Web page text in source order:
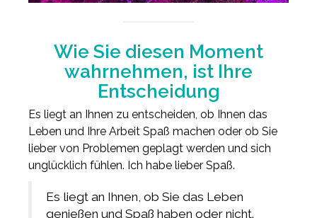
Wie Sie diesen Moment
wahrnehmen, ist Ihre
Entscheidung
Es liegt an Ihnen zu entscheiden, ob Ihnen das
Leben und Ihre Arbeit Spaß machen oder ob Sie
lieber von Problemen geplagt werden und sich
unglücklich fühlen. Ich habe lieber Spaß.
Es liegt an Ihnen, ob Sie das Leben
genießen und Spaß haben oder nicht.